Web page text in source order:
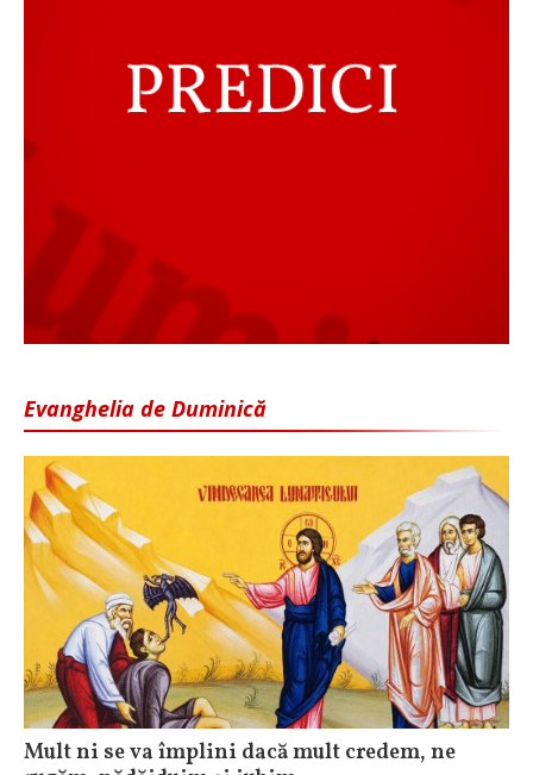
Evanghelia de Duminică
Mult ni se va împlini dacă mult credem, ne